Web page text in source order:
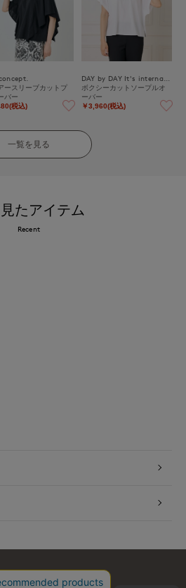
ースリーブカットプ
バー
税込)
ボクシーカットソープルオ
ーバー
￥3,960(税込)
一覧を見る
たアイテム
Recent